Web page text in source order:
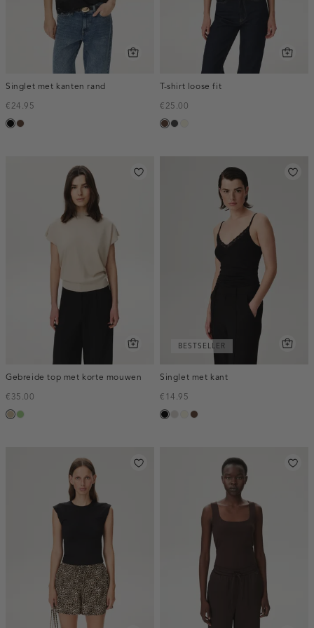
Singlet met kanten rand
€24.95
zwartdonkerbruin
T-shirt loose fit
€25.00
donkerbruin
antraciet
Gebreide top met korte mouwen
€35.00
lichtzand
lichtgroen
BESTSELLER
Singlet met kant
€14.95
zwarttaupe,
wit,donkerbruin